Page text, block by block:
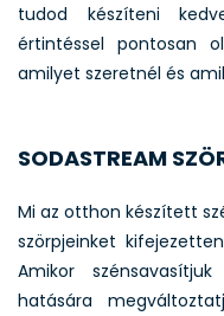
tudod készíteni
értintéssel pontosan
amilyet szeretnél és
SODASTREAM
Mi az otthon készített
szörpjeinket
Amikor
hatására